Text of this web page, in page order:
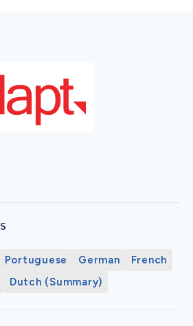
Portuguese German
French
Dutch (Summary)